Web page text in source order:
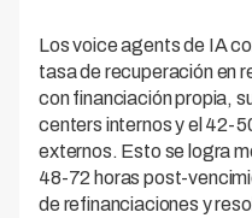
Los voice agents de IA
tasa de recuperación en
con financiación propia,
centers internos y el 42-
externos. Esto se logra
48-72 horas post-
de refinanciaciones y